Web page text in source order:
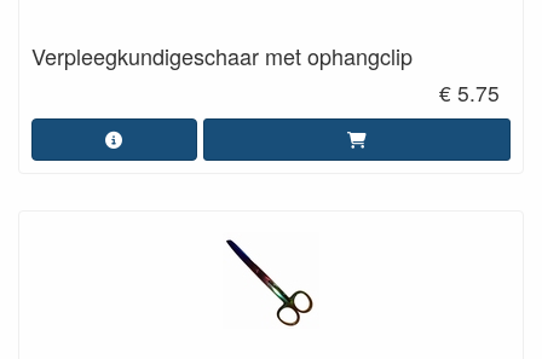
Verpleegkundigeschaar met ophangclip
€ 5.75